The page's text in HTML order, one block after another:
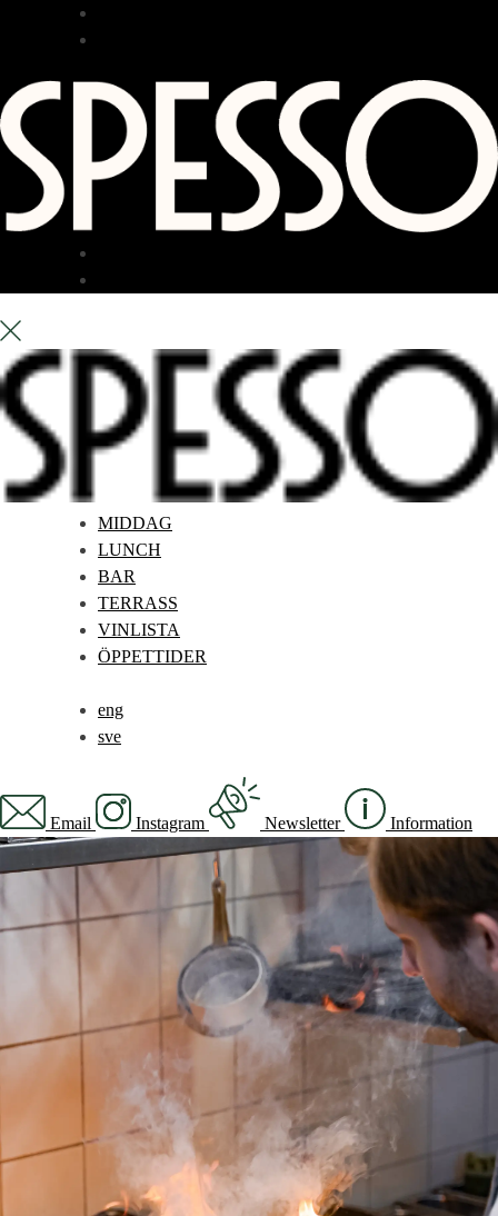
MIDDAG
LUNCH
BAR
TERRASS
VINLISTA
ÖPPETTIDER
eng
sve
Email Instagram Newsletter Information